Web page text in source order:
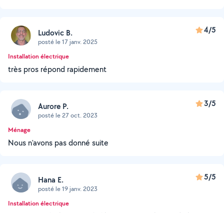
Ludovic B.
posté le 17 janv. 2025
4/5
Installation électrique
très pros répond rapidement
Aurore P.
posté le 27 oct. 2023
3/5
Ménage
Nous n'avons pas donné suite
Hana E.
posté le 19 janv. 2023
5/5
Installation électrique